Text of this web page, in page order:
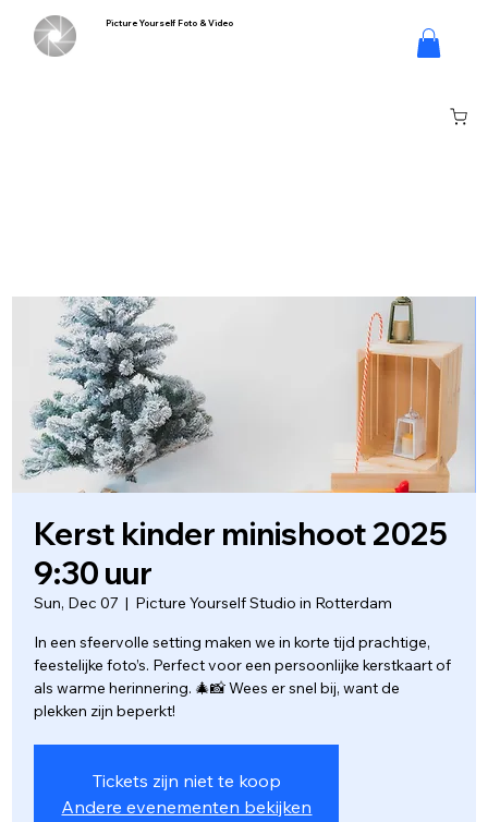
Log In
Picture Yourself Foto & Video
Kerst kinder minishoot 2025
9:30 uur
Sun, Dec 07
  |
Picture Yourself Studio in Rotterdam
In een sfeervolle setting maken we in korte tijd prachtige,
feestelijke foto’s. Perfect voor een persoonlijke kerstkaart of
als warme herinnering. 🎄📸 Wees er snel bij, want de
plekken zijn beperkt!
Tickets zijn niet te koop
Andere evenementen bekijken